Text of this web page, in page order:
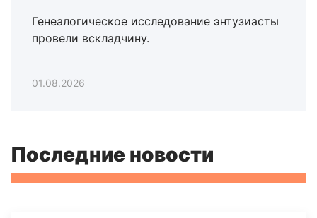
Генеалогическое исследование энтузиасты
провели вскладчину.
01.08.2026
Последние новости